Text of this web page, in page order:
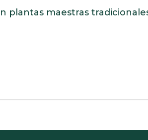
plantas maestras